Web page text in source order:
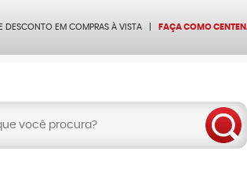
DESCONTO EM COMPRAS À VISTA FAÇA COMO